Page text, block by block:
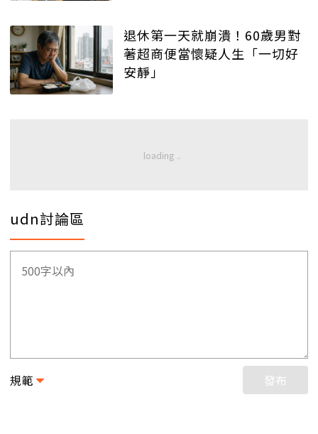
退休第一天就崩潰！60歲男對
著超商便當懷疑人生「一切好
安靜」
udn討論區
規範 發布